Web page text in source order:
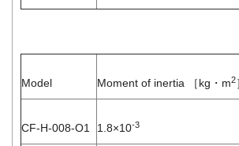
Model Moment of inertia ［kg・m2
CF-H-008-O1 1.8×10-3